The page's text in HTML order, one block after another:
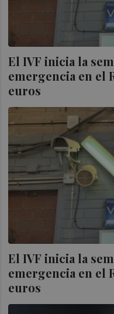
El IVF inicia la
emergencia en el
euros
El IVF inicia la
emergencia en el
euros